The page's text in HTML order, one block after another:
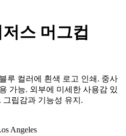
스 머그컵
루 컬러에 흰색 로고 인쇄. 중사
가능. 외부에 미세한 사용감 있
그립감과 기능성 유지.
Angeles